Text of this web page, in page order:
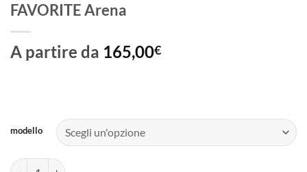
FAVORITE Arena
A partire da 165,00€
modello
FAVORITE Arena quantità